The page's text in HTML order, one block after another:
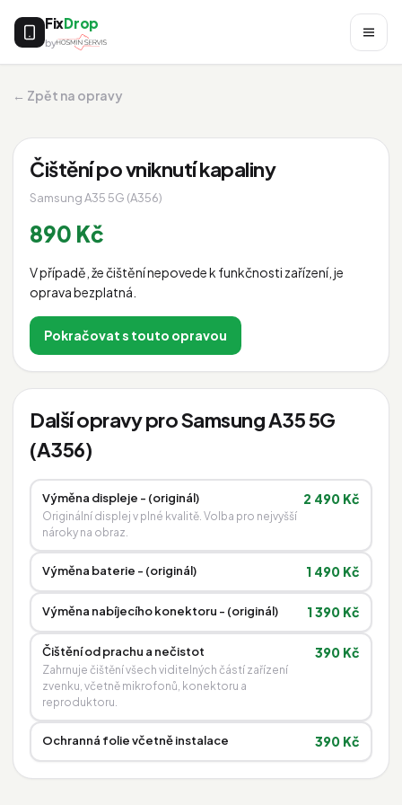
FixDrop
by
← Zpět na opravy
Čištění po vniknutí kapaliny
Samsung A35 5G (A356)
890 Kč
V případě, že čištění nepovede k funkčnosti zařízení, je
oprava bezplatná.
Pokračovat s touto opravou
Další opravy pro Samsung A35 5G
(A356)
Výměna displeje - (originál)
Originální displej v plné kvalitě. Volba pro nejvyšší
nároky na obraz.
2 490 Kč
Výměna baterie - (originál) 1 490 Kč
Výměna nabíjecího konektoru - (originál) 1 390 Kč
Čištění od prachu a nečistot
Zahrnuje čištění všech viditelných částí zařízení
zvenku, včetně mikrofonů, konektoru a
reproduktoru.
390 Kč
Ochranná folie včetně instalace 390 Kč